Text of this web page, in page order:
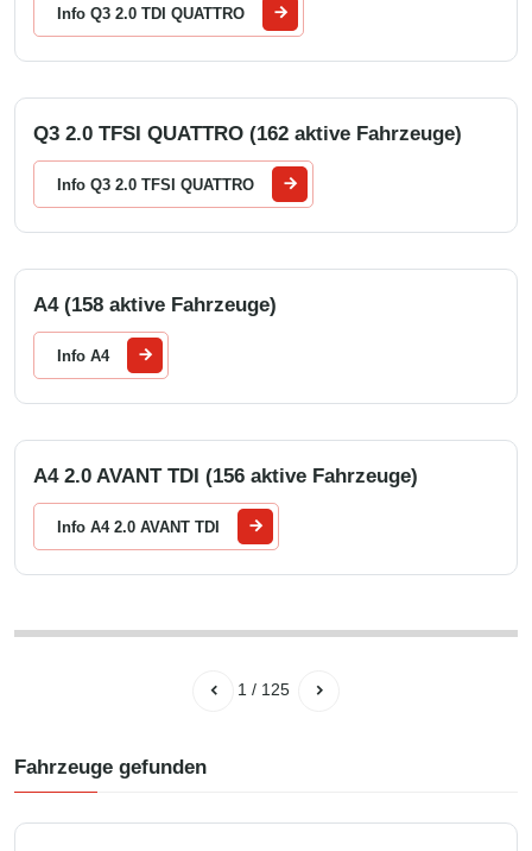
Info Q3 2.0 TDI QUATTRO
Q3 2.0 TFSI QUATTRO (162 aktive Fahrzeuge)
Info Q3 2.0 TFSI QUATTRO
A4 (158 aktive Fahrzeuge)
Info A4
A4 2.0 AVANT TDI (156 aktive Fahrzeuge)
Info A4 2.0 AVANT TDI
1 / 125
Fahrzeuge gefunden